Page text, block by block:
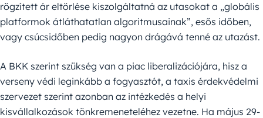
rögzített ár eltörlése kiszolgáltatná az utasokat a „globális
platformok átláthatatlan algoritmusainak”, esős időben,
vagy csúcsidőben pedig nagyon drágává tenné az utazást.
A BKK szerint szükség van a piac liberalizációjára, hisz a
verseny védi leginkább a fogyasztót, a taxis érdekvédelmi
szervezet szerint azonban az intézkedés a helyi
kisvállalkozások tönkremeneteléhez vezetne. Ha május 29-